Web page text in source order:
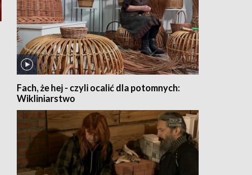
Fach, że hej - czyli ocalić dla potomnych:
Wikliniarstwo